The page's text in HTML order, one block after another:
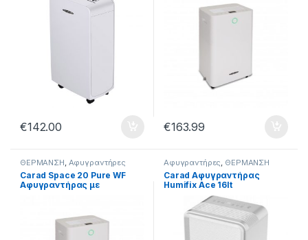
€142.00 €163.99
ΘΕΡΜΑΝΣΗ, Αφυγραντήρες
Carad Space 20 Pure WF
Αφυγραντήρας με
Αφυγραντήρες, ΘΕΡΜΑΝΣΗ
Carad Αφυγραντήρας
Humifix Ace 16lt